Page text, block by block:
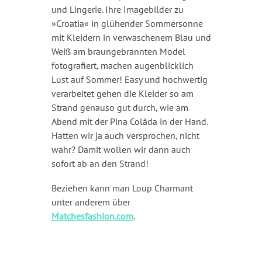
und Lingerie. Ihre Imagebilder zu
»Croatia« in glühender Sommersonne
mit Kleidern in verwaschenem Blau und
Weiß am braungebrannten Model
fotografiert, machen augenblicklich
Lust auf Sommer! Easy und hochwertig
verarbeitet gehen die Kleider so am
Strand genauso gut durch, wie am
Abend mit der Pina Colãda in der Hand.
Hatten wir ja auch versprochen, nicht
wahr? Damit wollen wir dann auch
sofort ab an den Strand!
Beziehen kann man Loup Charmant
unter anderem über
Matchesfashion.com.